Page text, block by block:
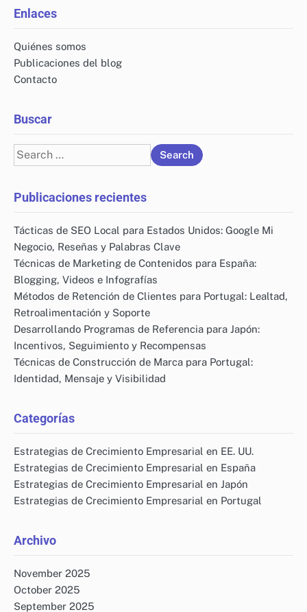
Enlaces
Quiénes somos
Publicaciones del blog
Contacto
Buscar
Search
for:
Publicaciones recientes
Tácticas de SEO Local para Estados Unidos: Google Mi
Negocio, Reseñas y Palabras Clave
Técnicas de Marketing de Contenidos para España:
Blogging, Videos e Infografías
Métodos de Retención de Clientes para Portugal: Lealtad,
Retroalimentación y Soporte
Desarrollando Programas de Referencia para Japón:
Incentivos, Seguimiento y Recompensas
Técnicas de Construcción de Marca para Portugal:
Identidad, Mensaje y Visibilidad
Categorías
Estrategias de Crecimiento Empresarial en EE. UU.
Estrategias de Crecimiento Empresarial en España
Estrategias de Crecimiento Empresarial en Japón
Estrategias de Crecimiento Empresarial en Portugal
Archivo
November 2025
October 2025
September 2025